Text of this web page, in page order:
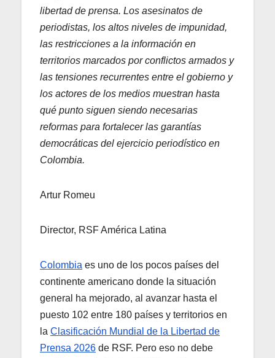
libertad de prensa. Los asesinatos de
periodistas, los altos niveles de impunidad,
las restricciones a la información en
territorios marcados por conflictos armados y
las tensiones recurrentes entre el gobierno y
los actores de los medios muestran hasta
qué punto siguen siendo necesarias
reformas para fortalecer las garantías
democráticas del ejercicio periodístico en
Colombia.
Artur Romeu
Director, RSF América Latina
Colombia es uno de los pocos países del
continente americano donde la situación
general ha mejorado, al avanzar hasta el
puesto 102 entre 180 países y territorios en
la Clasificación Mundial de la Libertad de
Prensa 2026 de RSF. Pero eso no debe